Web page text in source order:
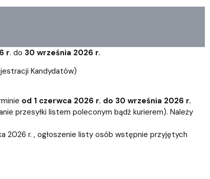
r. do 30 września 2026 r.
Kandydatów)
od 1 czerwca 2026 r. do 30 września 2026 r.
przesyłki listem poleconym bądź kurierem). Należy
2026 r. , ogłoszenie listy osób wstępnie przyjętych